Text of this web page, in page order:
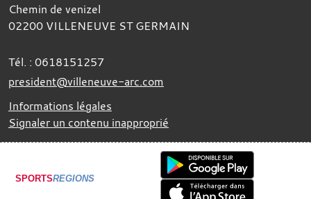
Chemin de venizel
02200 VILLENEUVE ST GERMAIN
Tél. : 0618151257
president@villeneuve-arc.com
Informations légales
Signaler un contenu inapproprié
SPORTSREGIONS